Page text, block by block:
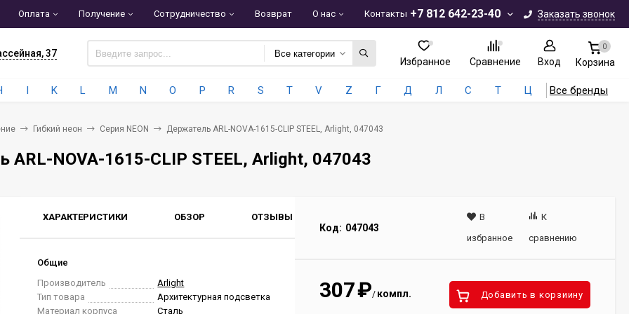
+7 812 642-23-40 Заказать звонок
Оплата Получение Сотрудничество Возврат О нас Контакты
37 Все категории
Избранное Сравнение Вход
0
Корзина
I K L M N O P R S T V Z Г Д Л С Т Ц Все бренды
Гибкий неон Серия NEON Держатель ARL-NOVA-1615-CLIP STEEL, Arlight, 047043
ARL-NOVA-1615-CLIP STEEL, Arlight, 047043
ХАРАКТЕРИСТИКИ ОБЗОР ОТЗЫВЫ
Общие
Производитель
Arlight
Тип товара
Архитектурная подсветка
Материал корпуса
Сталь
Код: 047043
В
избранное
К
сравнению
307₽/ компл. Добавить в корзиину